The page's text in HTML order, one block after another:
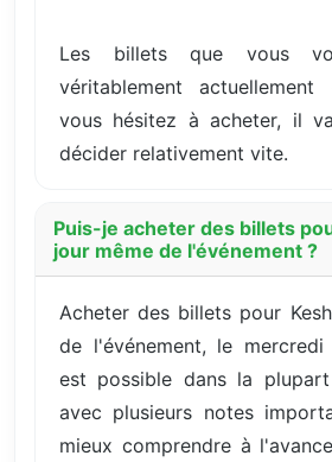
Les billets que vous
véritablement actuellement
vous hésitez à acheter, il
décider relativement vite.
Puis-je acheter des billets
jour même de l'événement ?
Acheter des billets pour
de l'événement, le
est possible dans la
avec plusieurs notes
mieux comprendre à